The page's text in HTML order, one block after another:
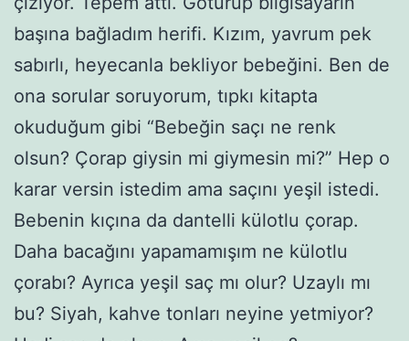
başına bağladım herifi. Kızım, yavrum pek
sabırlı, heyecanla bekliyor bebeğini. Ben de
ona sorular soruyorum, tıpkı kitapta
okuduğum gibi “Bebeğin saçı ne renk
olsun? Çorap giysin mi giymesin mi?” Hep o
karar versin istedim ama saçını yeşil istedi.
Bebenin kıçına da dantelli külotlu çorap.
Daha bacağını yapamamışım ne külotlu
çorabı? Ayrıca yeşil saç mı olur? Uzaylı mı
bu? Siyah, kahve tonları neyine yetmiyor?